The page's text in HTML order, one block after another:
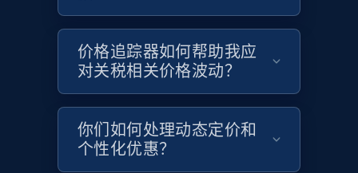
using specified keywords
URL, Domain, Country code, Model number,
Sku, Product id, Product name, Manufacturer,
and more.
价格追踪器如何帮助我应
对关税相关价格波动？
你们如何处理动态定价和
个性化优惠？